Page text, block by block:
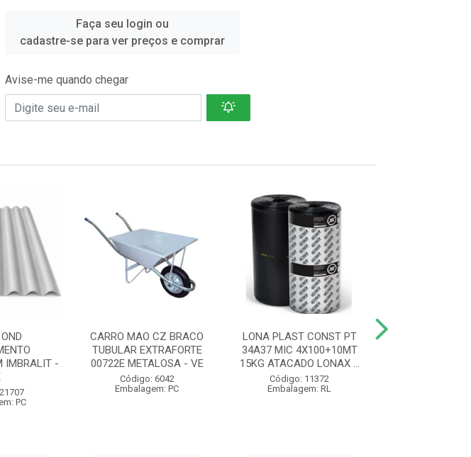
Faça seu login ou
cadastre-se para ver preços e comprar
Avise-me quando chegar
IMBRALIT -
PC
CARRO MAO CZ BRACO
TUBULAR EXTRAFORTE
00722E METALOSA - VE
Código: 6042
Embalagem: PC
LONA PLAST CONST PT
34A37 MIC 4X100+10MT
15KG ATACADO LONAX ...
Código: 11372
Embalagem: RL